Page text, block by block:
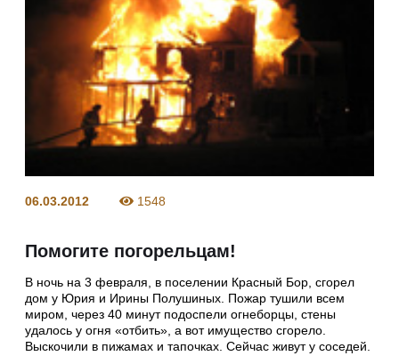
06.03.2012 1548
Помогите погорельцам!
В ночь на 3 февраля, в поселении Красный Бор, сгорел
дом у Юрия и Ирины Полушиных. Пожар тушили всем
миром, через 40 минут подоспели огнеборцы, стены
удалось у огня «отбить», а вот имущество сгорело.
Выскочили в пижамах и тапочках. Сейчас живут у соседей.